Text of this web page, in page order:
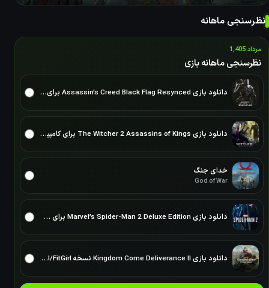
نظرسنجی ماهانه
مرداد 1,405
نظرسنجی ماهانه بازی
دانلود بازی Assassin’s Creed Black Flag Resynced برای PC – نسخه ElAmigos
دانلود بازی The Witcher 2 Assassins of Kings برای کامپیوتر نسخه ElAmigos/DODI/FitGirl
خدای جنگ
God of War
دانلود بازی Marvel’s Spider-Man 2 Deluxe Edition برای PC – نسخه ElAmigos
دانلود بازی Kingdom Come Deliverance II نسخه ElAmigos/DODI/FitGirl